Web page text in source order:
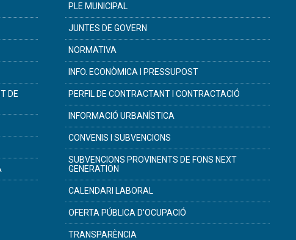
DE
PLE MUNICIPAL
JUNTES DE GOVERN
NORMATIVA
INFO. ECONÒMICA I PRESSUPOST
PERFIL DE CONTRACTANT I CONTRACTACIÓ
INFORMACIÓ URBANÍSTICA
CONVENIS I SUBVENCIONS
SUBVENCIONS PROVINENTS DE FONS NEXT
GENERATION
CALENDARI LABORAL
OFERTA PÚBLICA D'OCUPACIÓ
TRANSPARÈNCIA